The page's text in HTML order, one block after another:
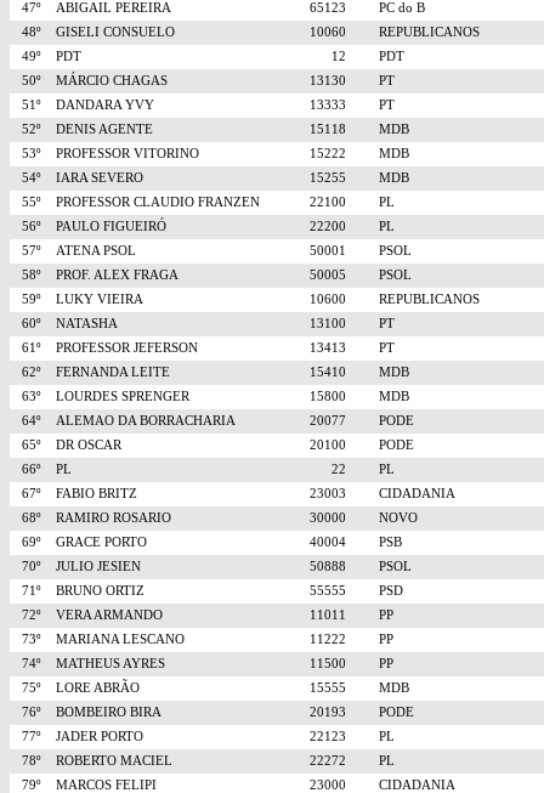
47º
ABIGAIL PEREIRA 65123
PC do B
48º
GISELI CONSUELO 10060
REPUBLICANOS
49º
PDT 12
PDT
50º
MÁRCIO CHAGAS 13130
PT
51º
DANDARA YVY 13333
PT
52º
DENIS AGENTE 15118
MDB
53º
PROFESSOR VITORINO 15222
MDB
54º
IARA SEVERO 15255
MDB
55º
PROFESSOR CLAUDIO FRANZEN 22100
PL
56º
PAULO FIGUEIRÓ 22200
PL
57º
ATENA PSOL 50001
PSOL
58º
PROF. ALEX FRAGA 50005
PSOL
59º
LUKY VIEIRA 10600
REPUBLICANOS
60º
NATASHA 13100
PT
61º
PROFESSOR JEFERSON 13413
PT
62º
FERNANDA LEITE 15410
MDB
63º
LOURDES SPRENGER 15800
MDB
64º
ALEMAO DA BORRACHARIA 20077
PODE
65º
DR OSCAR 20100
PODE
66º
PL 22
PL
67º
FABIO BRITZ 23003
CIDADANIA
68º
RAMIRO ROSARIO 30000
NOVO
69º
GRACE PORTO 40004
PSB
70º
JULIO JESIEN 50888
PSOL
71º
BRUNO ORTIZ 55555
PSD
72º
VERA ARMANDO 11011
PP
73º
MARIANA LESCANO 11222
PP
74º
MATHEUS AYRES 11500
PP
75º
LORE ABRÃO 15555
MDB
76º
BOMBEIRO BIRA 20193
PODE
77º
JADER PORTO 22123
PL
78º
ROBERTO MACIEL 22272
PL
79º
MARCOS FELIPI 23000
CIDADANIA